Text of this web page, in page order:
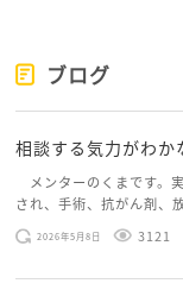
そこから、次の
さい
少しでもお心が
ブログ
相談する気力がわか
メンターのくまです。
され、手術、抗がん剤、
スを体験していて、しば
いませんでした。体力だ
2026年5月8日 3121